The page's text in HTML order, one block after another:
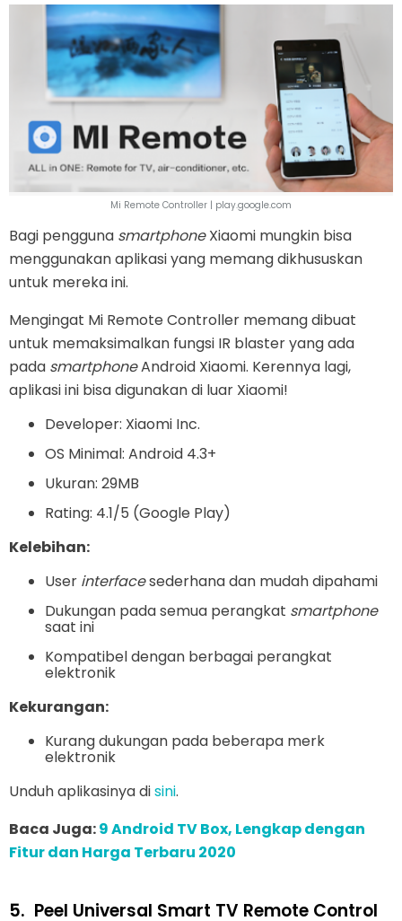
Mi Remote Controller | play.google.com
Bagi pengguna smartphoneXiaomi mungkin bisa
menggunakan aplikasi yang memang dikhususkan
untuk mereka ini.
Mengingat Mi Remote Controller memang dibuat
untuk memaksimalkan fungsi IR blaster yang ada
pada smartphoneAndroid Xiaomi. Kerennya lagi,
aplikasi ini bisa digunakan di luar Xiaomi!
Developer: Xiaomi Inc.
OS Minimal: Android 4.3+
Ukuran: 29MB
Rating: 4.1/5 (Google Play)
Kelebihan:
User interfacesederhana dan mudah dipahami
Dukungan pada semua perangkat smartphone
saat ini
Kompatibel dengan berbagai perangkat
elektronik
Kekurangan:
Kurang dukungan pada beberapa merk
elektronik
Unduh aplikasinya disini.
Baca Juga:9 Android TV Box, Lengkap dengan
Fitur dan Harga Terbaru 2020
5. Peel Universal Smart TV Remote Control